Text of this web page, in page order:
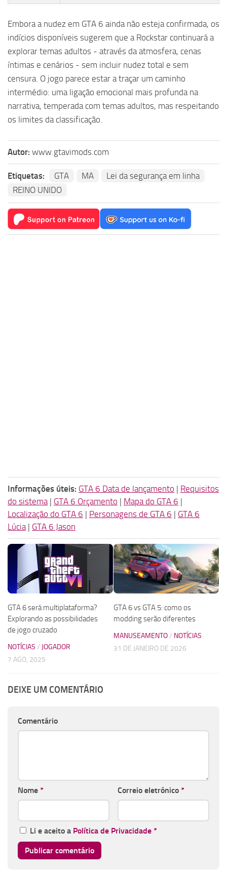
Embora a nudez em GTA 6 ainda não esteja confirmada, os
indícios disponíveis sugerem que a Rockstar continuará a
explorar temas adultos - através da atmosfera, cenas
íntimas e cenários - sem incluir nudez total e sem
censura. O jogo parece estar a traçar um caminho
intermédio: uma ligação emocional mais profunda na
narrativa, temperada com temas adultos, mas respeitando
os limites da classificação.
Autor: www.gtavimods.com
Etiquetas: GTA MA
Lei da segurança em linha
REINO UNIDO
Informações úteis: GTA 6 Data de lançamento | Requisitos
do sistema | GTA 6 Orçamento | Mapa do GTA 6 |
Localização do GTA 6 | Personagens de GTA 6 | GTA 6
Lúcia | GTA 6 Jason
GTA 6 será multiplataforma?
Explorando as possibilidades
de jogo cruzado
NOTÍCIAS / JOGADOR
7 AGO, 2025
GTA 6 vs GTA 5: como os
modding serão diferentes
MANUSEAMENTO/ NOTÍCIAS
31 DE JANEIRO DE 2026
DEIXE UM COMENTÁRIO
Comentário
Nome * Correio eletrónico *
Li e aceito a Política de Privacidade *